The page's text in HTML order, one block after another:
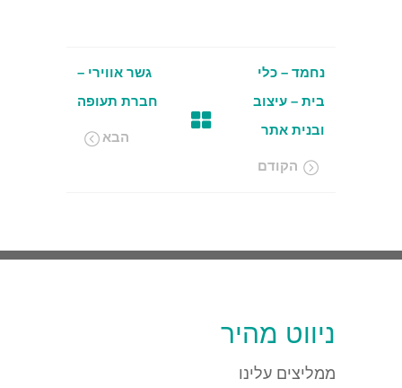
נחמד – כלי
בית – עיצוב
ובנית אתר
הקודם
גשר אווירי –
חברת תעופה
הבא
ניווט מהיר
ממליצים עלינו